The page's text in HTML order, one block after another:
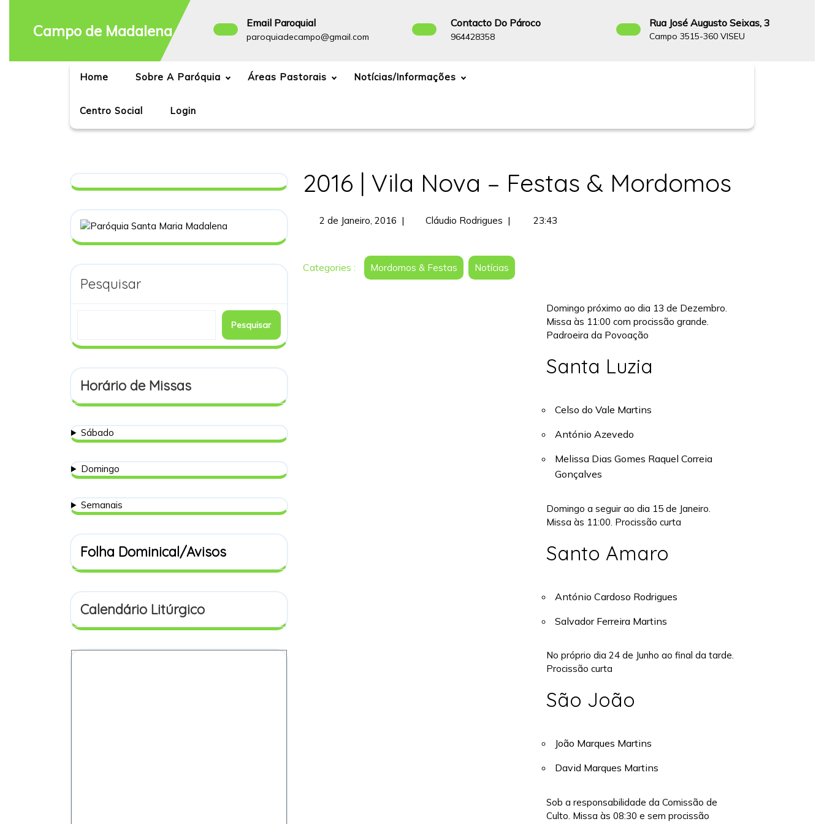
contentCampo de Madalena Email Paroquial
paroquiadecampo@gmail.com paroquiadecampo@gmail.com
Contacto Do Pároco
964428358964428358
Rua José Augusto Seixas, 3
Campo 3515-360 VISEU
Home Sobre A Paróquia Áreas Pastorais Notícias/Informações
Centro Social Login
Pesquisar
Pesquisar
Horário de Missas
Sábado
Domingo
Semanais
Folha Dominical/Avisos
Calendário Litúrgico
2016 | Vila Nova – Festas & Mordomos
2 de Janeiro, 20162 | Cláudio Rodrigues2016
Nova
–
Mordomos
| 23:43
Categories : Mordomos & Festas Notícias
Domingo próximo ao dia 13 de Dezembro.
Missa às 11:00 com procissão grande.
Padroeira da Povoação
Santa Luzia
Celso do Vale Martins
António Azevedo
Melissa Dias Gomes Raquel Correia
Gonçalves
Domingo a seguir ao dia 15 de Janeiro.
Missa às 11:00. Procissão curta
Santo Amaro
António Cardoso Rodrigues
Salvador Ferreira Martins
No próprio dia 24 de Junho ao final da tarde.
Procissão curta
São João
João Marques Martins
David Marques Martins
Sob a responsabilidade da Comissão de
Culto. Missa às 08:30 e sem procissão